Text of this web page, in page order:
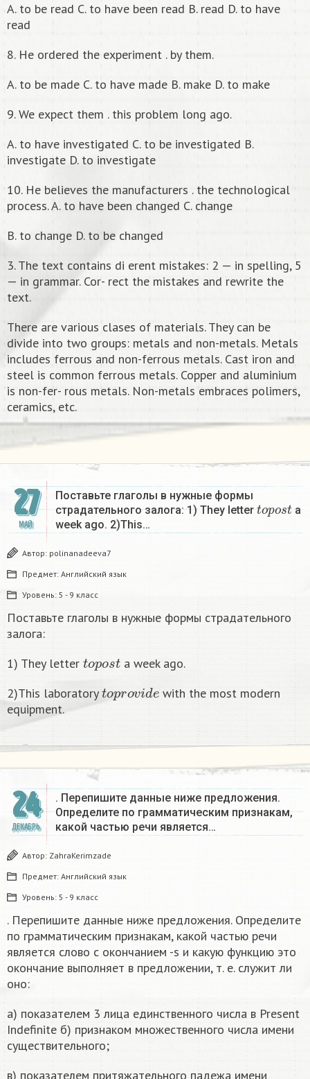
A. to be read C. to have been read B. read D. to have
read
8. He ordered the experiment . by them.
A. to be made C. to have made B. make D. to make
9. We expect them . this problem long ago.
A. to have investigated C. to be investigated B.
investigate D. to investigate
10. He believes the manufacturers . the technological
process. A. to have been changed C. change
B. to change D. to be changed
3. The text contains di erent mistakes: 2 — in spelling, 5
— in grammar. Cor- rect the mistakes and rewrite the
text.
There are various clases of materials. They can be
divide into two groups: metals and non-metals. Metals
includes ferrous and non-ferrous metals. Cast iron and
steel is common ferrous metals. Copper and aluminium
is non-fer- rous metals. Non-metals embraces polimers,
ceramics, etc.
27
МАЙ
Поставьте глаголы в нужные формы
страдательного залога: 1) They letter
t s
a
week ago. 2)This…
Автор: polinanadeeva7
Предмет: Английский язык
Уровень: 5 - 9 класс
Поставьте глаголы в нужные формы страдательного
залога:
1) They letter
t st
a week ago.
2)This laboratory
t i d
with the most modern
equipment.
24
ДЕКАБРЬ
. Перепишите данные ниже предложения.
Определите по грамматическим признакам,
какой частью речи является…
Автор: ZahraKerimzade
Предмет: Английский язык
Уровень: 5 - 9 класс
. Перепишите данные ниже предложения. Определите
по грамматическим признакам, какой частью речи
является слово с окончанием -s и какую функцию это
окончание выполняет в предложении, т. е. служит ли
оно:
а) показателем 3 лица единственного числа в Present
Indefinite б) признаком множественного числа имени
существительного;
в) показателем притяжательного падежа имени